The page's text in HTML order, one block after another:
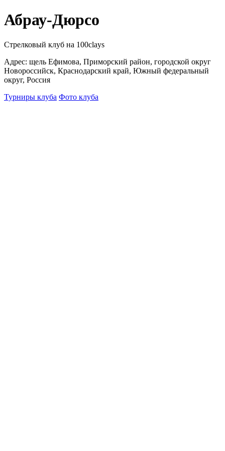
Абрау-Дюрсо
Стрелковый клуб на 100clays
Адрес: щель Ефимова, Приморский район, городской округ
Новороссийск, Краснодарский край, Южный федеральный
округ, Россия
Турниры клуба Фото клуба